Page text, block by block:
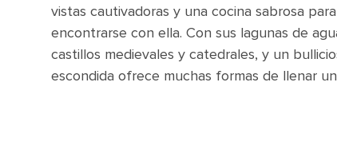
vistas cautivadoras y una cocina sabrosa
encontrarse con ella. Con sus lagunas de
castillos medievales y catedrales, y un
escondida ofrece muchas formas de llenar